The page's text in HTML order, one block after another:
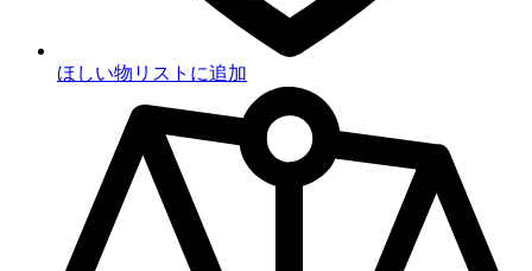
ほしい物リストに追加